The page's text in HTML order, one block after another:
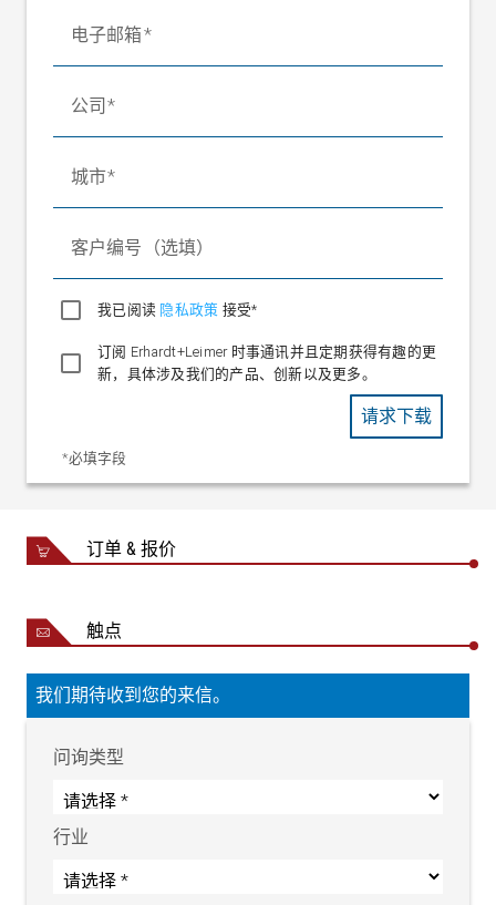
电子邮箱
公司
城市
客户编号（选填）
我已阅读 隐私政策 接受*
订阅 Erhardt+Leimer 时事通讯并且定期获得有趣的更
新，具体涉及我们的产品、创新以及更多。
*必填字段
请求下载
订单 & 报价
触点
我们期待收到您的来信。
问询类型
行业